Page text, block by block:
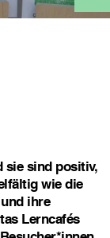
sie sind positiv,
wie die
ihre
Lerncafés